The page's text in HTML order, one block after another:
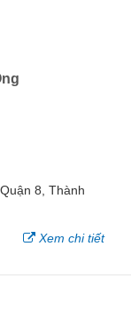
8, Thành
Xem chi tiết